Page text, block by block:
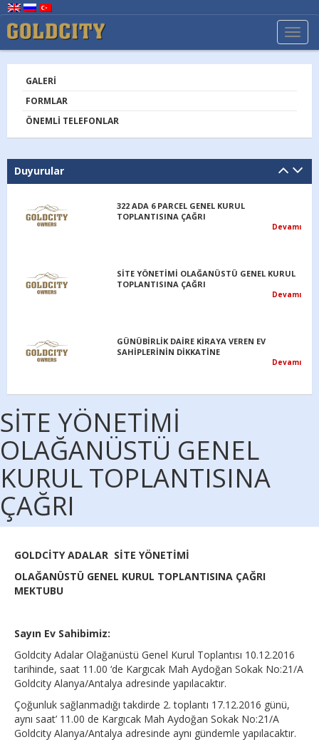
GALERI
FORMLAR
ÖNEMLI TELEFONLAR
Duyurular
TÜRKİYE’DE GAYRİMENKUL SATIN ALAN VE
Hırsızlık Olayının Failleri Yakalandı
SİTE YÖNETİMİ
OLAĞANÜSTÜ GENEL
KURUL TOPLANTISINA
ÇAĞRI
GOLDCİTY ADALAR SİTE YÖNETİMİ
OLAĞANÜSTÜ GENEL KURUL TOPLANTISINA ÇAĞRI
MEKTUBU
Sayın Ev Sahibimiz:
Goldcity Adalar Olağanüstü Genel Kurul Toplantısı 10.12.2016
tarihinde, saat 11.00 ‘de Kargıcak Mah Aydoğan Sokak No:21/A
Goldcity Alanya/Antalya adresinde yapılacaktır.
Çoğunluk sağlanmadığı takdirde 2. toplantı 17.12.2016 günü,
aynı saat’ 11.00 de Kargıcak Mah Aydoğan Sokak No:21/A
Goldcity Alanya/Antalya adresinde aynı gündemle yapılacaktır.